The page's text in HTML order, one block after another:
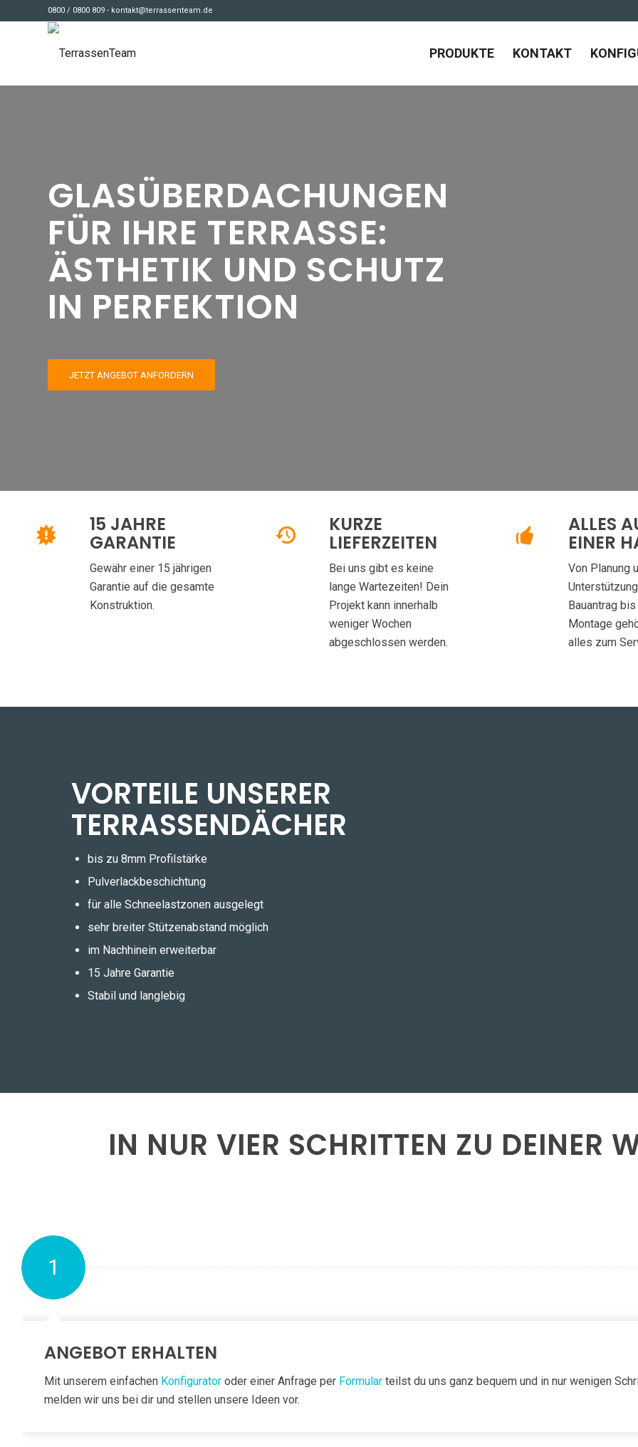
0800 / 0800 809 - kontakt@terrassenteam.de
PRODUKTE KONTAKT
GLASÜBERDACHUNGEN
FÜR IHRE TERRASSE:
ÄSTHETIK UND SCHUTZ
IN PERFEKTION
JETZT ANGEBOT ANFORDERN
15 JAHRE
GARANTIE
Gewähr einer 15 jährigen
Garantie auf die gesamte
Konstruktion.
KURZE
LIEFERZEITEN
Bei uns gibt es keine
lange Wartezeiten! Dein
Projekt kann innerhalb
weniger Wochen
abgeschlossen werden.
ALLES
EINER
Von Planung
Bauantrag
Montage
alles zum
VORTEILE UNSERER
TERRASSENDÄCHER
bis zu 8mm Profilstärke
Pulverlackbeschichtung
für alle Schneelastzonen ausgelegt
sehr breiter Stützenabstand möglich
im Nachhinein erweiterbar
15 Jahre Garantie
Stabil und langlebig
IN NUR VIER SCHRITTEN ZU DEINER
1
ANGEBOT ERHALTEN
Mit unserem einfachen Konfigurator oder einer Anfrage per Formular teilst du uns ganz bequem und in nur wenigen
melden wir uns bei dir und stellen unsere Ideen vor.